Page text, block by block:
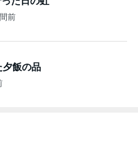
前
夕飯の品